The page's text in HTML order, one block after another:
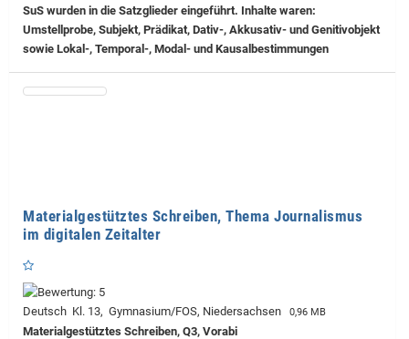
SuS wurden in die Satzglieder eingeführt. Inhalte waren:
Umstellprobe, Subjekt, Prädikat, Dativ-, Akkusativ- und Genitivobjekt
sowie Lokal-, Temporal-, Modal- und Kausalbestimmungen
Materialgestütztes Schreiben, Thema Journalismus
im digitalen Zeitalter
Deutsch Kl. 13, Gymnasium/FOS, Niedersachsen 0,96 MB
Materialgestütztes Schreiben, Q3, Vorabi